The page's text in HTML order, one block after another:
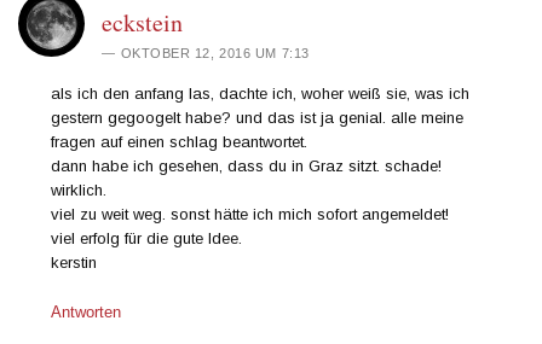
eckstein
OKTOBER 12, 2016 UM 7:13
als ich den anfang las, dachte ich, woher weiß sie, was ich
gestern gegoogelt habe? und das ist ja genial. alle meine
fragen auf einen schlag beantwortet.
dann habe ich gesehen, dass du in Graz sitzt. schade!
wirklich.
viel zu weit weg. sonst hätte ich mich sofort angemeldet!
viel erfolg für die gute Idee.
kerstin
Antworten